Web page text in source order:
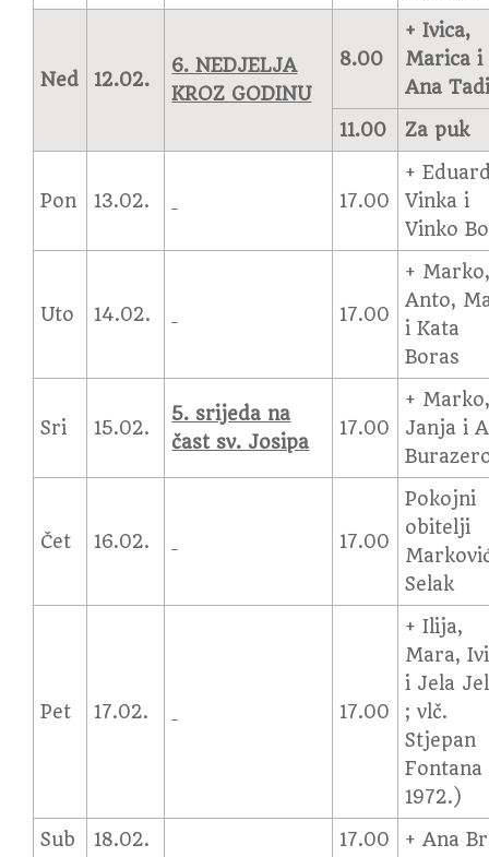
Ned 12.02.
6. NEDJELJA
KROZ GODINU
8.00
+ Ivica,
Marica i
Ana
11.00
Za puk
Pon 13.02. 17.00
+
Vinka i
Vinko
Uto 14.02. 17.00
+
Anto,
i Kata
Boras
Sri 15.02.
5. srijeda na
čast sv. Josipa
17.00
+
Janja i
Čet 16.02. 17.00
Pokojni
obitelji
Selak
Pet 17.02. 17.00
+ Ilija,
Mara,
i Jela
; vlč.
Stjepan
Fontana
1972.)
Sub
18.02. 17.00 + Ana